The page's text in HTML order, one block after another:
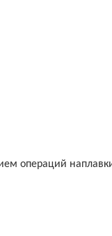
операций